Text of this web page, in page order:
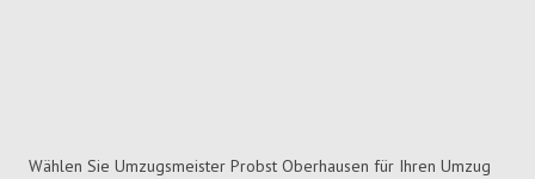
Wählen Sie Umzugsmeister Probst Oberhausen für Ihren Umzug